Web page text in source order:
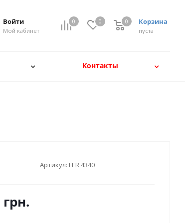
0 0 Корзина
пуста
0
Войти
Мой кабинет
Контакты
Артикул: LER 4340
грн.